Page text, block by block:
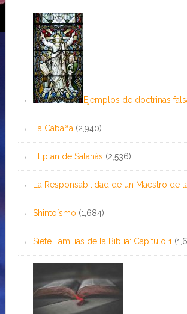
Ejemplos de doctrinas
La Cabaña (2,940)
El plan de Satanás (2,536)
La Responsabilidad de un Maestro de
Shintoísmo (1,684)
Siete Familias de la Biblia: Capítulo 1